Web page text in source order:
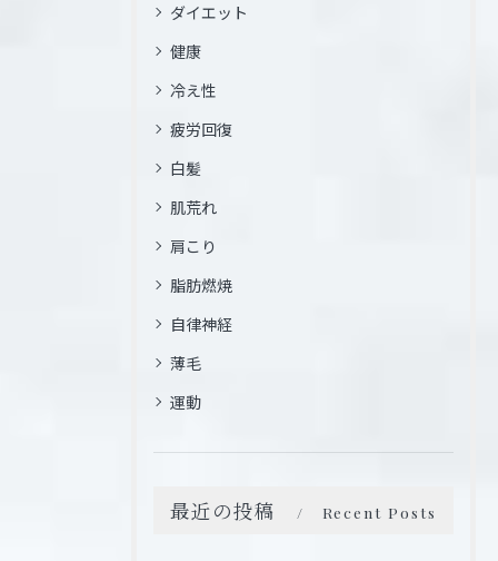
ダイエット
健康
冷え性
疲労回復
白髪
肌荒れ
肩こり
脂肪燃焼
自律神経
薄毛
運動
最近の投稿 Recent Posts